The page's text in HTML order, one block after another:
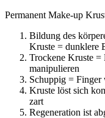
Permanent Make-up
Bildung des
Kruste = dunklere
Trockene Kruste =
manipulieren
Schuppig = Finger
Kruste löst sich
zart
Regeneration ist